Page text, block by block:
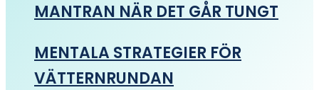
MANTRAN NÄR DET GÅR TUNGT
MENTALA STRATEGIER FÖR
VÄTTERNRUNDAN